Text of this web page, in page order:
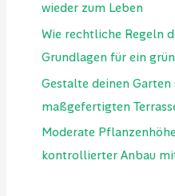
wieder zum Leben
Wie rechtliche Regeln
Grundlagen für ein
Gestalte deinen
maßgefertigten
Moderate
kontrollierter Anbau